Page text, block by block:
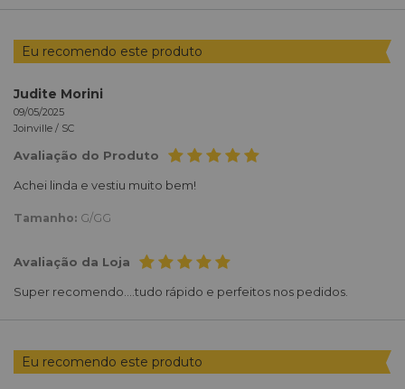
Eu recomendo este produto
Judite Morini
09/05/2025
Joinville / SC
Avaliação do Produto
Achei linda e vestiu muito bem!
Tamanho: G/GG
Avaliação da Loja
Super recomendo....tudo rápido e perfeitos nos pedidos.
Eu recomendo este produto